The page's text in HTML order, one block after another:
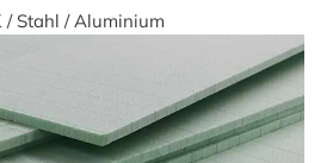
/ Stahl / Aluminium